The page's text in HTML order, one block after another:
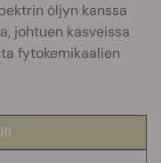
öljyn kanssa
johtuen kasveissa
fytokemikaalien